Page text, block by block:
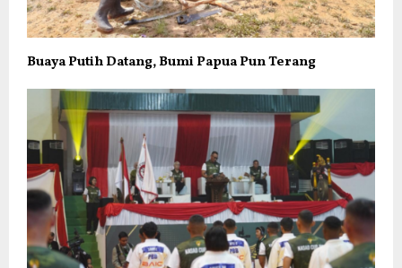
Buaya Putih Datang, Bumi Papua Pun Terang